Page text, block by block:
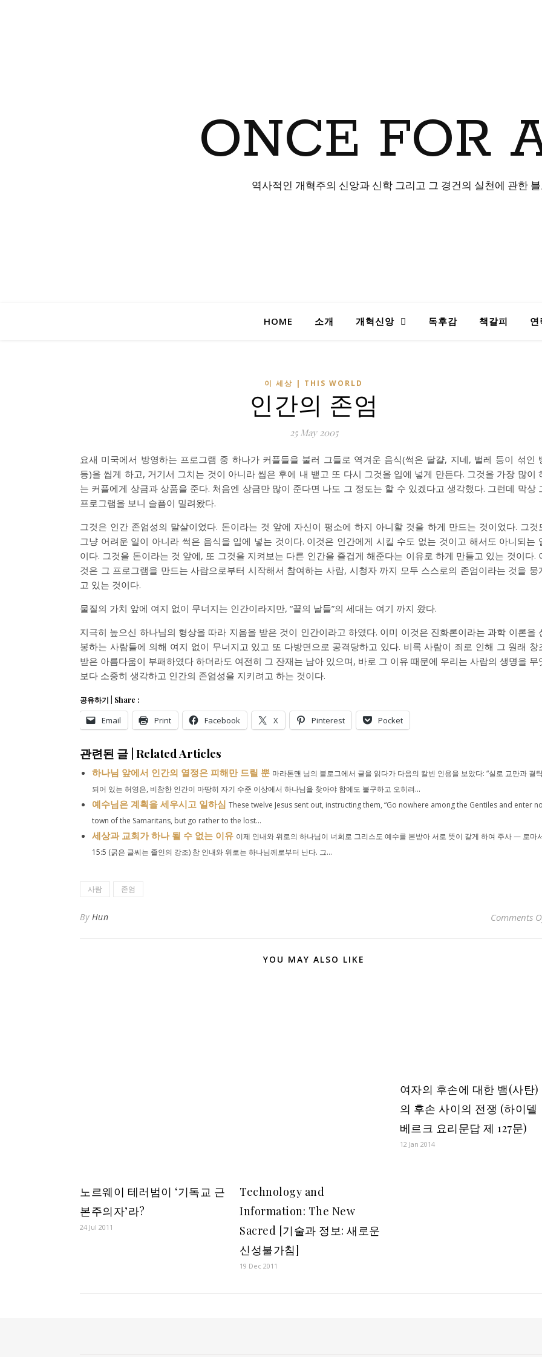
ONCE FOR
역사적인 개혁주의 신앙과 신학 그리고 그 경건의 실천에 관한
HOME 소개 개혁신앙 독후감 책갈피 연
이 세상 | THIS WORLD
인간의 존엄
25 May 2005
요새 미국에서 방영하는 프로그램 중 하나가 커플들을 불러 그들로 역겨운 음식(썩은 달걀, 지네, 벌레 등이 섞인
등)을 씹게 하고, 거기서 그치는 것이 아니라 씹은 후에 내 뱉고 또 다시 그것을 입에 넣게 만든다. 그것을 가장 많이
는 커플에게 상금과 상품을 준다. 처음엔 상금만 많이 준다면 나도 그 정도는 할 수 있겠다고 생각했다. 그런데 막상
프로그램을 보니 슬픔이 밀려왔다.
그것은 인간 존엄성의 말살이었다. 돈이라는 것 앞에 자신이 평소에 하지 아니할 것을 하게 만드는 것이었다. 그것
그냥 어려운 일이 아니라 썩은 음식을 입에 넣는 것이다. 이것은 인간에게 시킬 수도 없는 것이고 해서도 아니되는
이다. 그것을 돈이라는 것 앞에, 또 그것을 지켜보는 다른 인간을 즐겁게 해준다는 이유로 하게 만들고 있는 것이다.
것은 그 프로그램을 만드는 사람으로부터 시작해서 참여하는 사람, 시청자 까지 모두 스스로의 존엄이라는 것을 뭉
고 있는 것이다.
물질의 가치 앞에 여지 없이 무너지는 인간이라지만, “끝의 날들”의 세대는 여기 까지 왔다.
지극히 높으신 하나님의 형상을 따라 지음을 받은 것이 인간이라고 하였다. 이미 이것은 진화론이라는 과학 이론을
봉하는 사람들에 의해 여지 없이 무너지고 있고 또 다방면으로 공격당하고 있다. 비록 사람이 죄로 인해 그 원래 창
받은 아름다움이 부패하였다 하더라도 여전히 그 잔재는 남아 있으며, 바로 그 이유 때문에 우리는 사람의 생명을 무
보다 소중히 생각하고 인간의 존엄성을 지키려고 하는 것이다.
공유하기 | Share :
Email Print Facebook X Pinterest Pocket
관련된 글 | Related Articles
하나님 앞에서 인간의 열정은 피해만 드릴 뿐 마라톤맨 님의 블로그에서 글을 읽다가 다음의 칼빈 인용을 보았다: “실로 교만과 결
되어 있는 허영은, 비참한 인간이 마땅히 자기 수준 이상에서 하나님을 찾아야 함에도 불구하고 오히려...
예수님은 계획을 세우시고 일하심 These twelve Jesus sent out, instructing them, “Go nowhere among the Gentiles and enter no
town of the Samaritans, but go rather to the lost...
세상과 교회가 하나 될 수 없는 이유 이제 인내와 위로의 하나님이 너희로 그리스도 예수를 본받아 서로 뜻이 같게 하여 주사 — 로마
15:5 (굵은 글씨는 졸인의 강조) 참 인내와 위로는 하나님께로부터 난다. 그...
사람 존엄
By Hun Comments
YOU MAY ALSO LIKE
노르웨이 테러범이 ‘기독교 근
본주의자’라?
24 Jul 2011
Technology and
Information: The New
Sacred [기술과 정보: 새로운
신성불가침]
19 Dec 2011
여자의 후손에 대한 뱀(사탄)
의 후손 사이의 전쟁 (하이델
베르크 요리문답 제 127문)
12 Jan 2014